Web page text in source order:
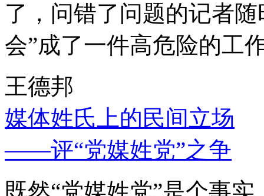
了，问错了问题的记者
会”成了一件高危险的工
王德邦
媒体姓氏上的民间立场
——评“党媒姓党”之争